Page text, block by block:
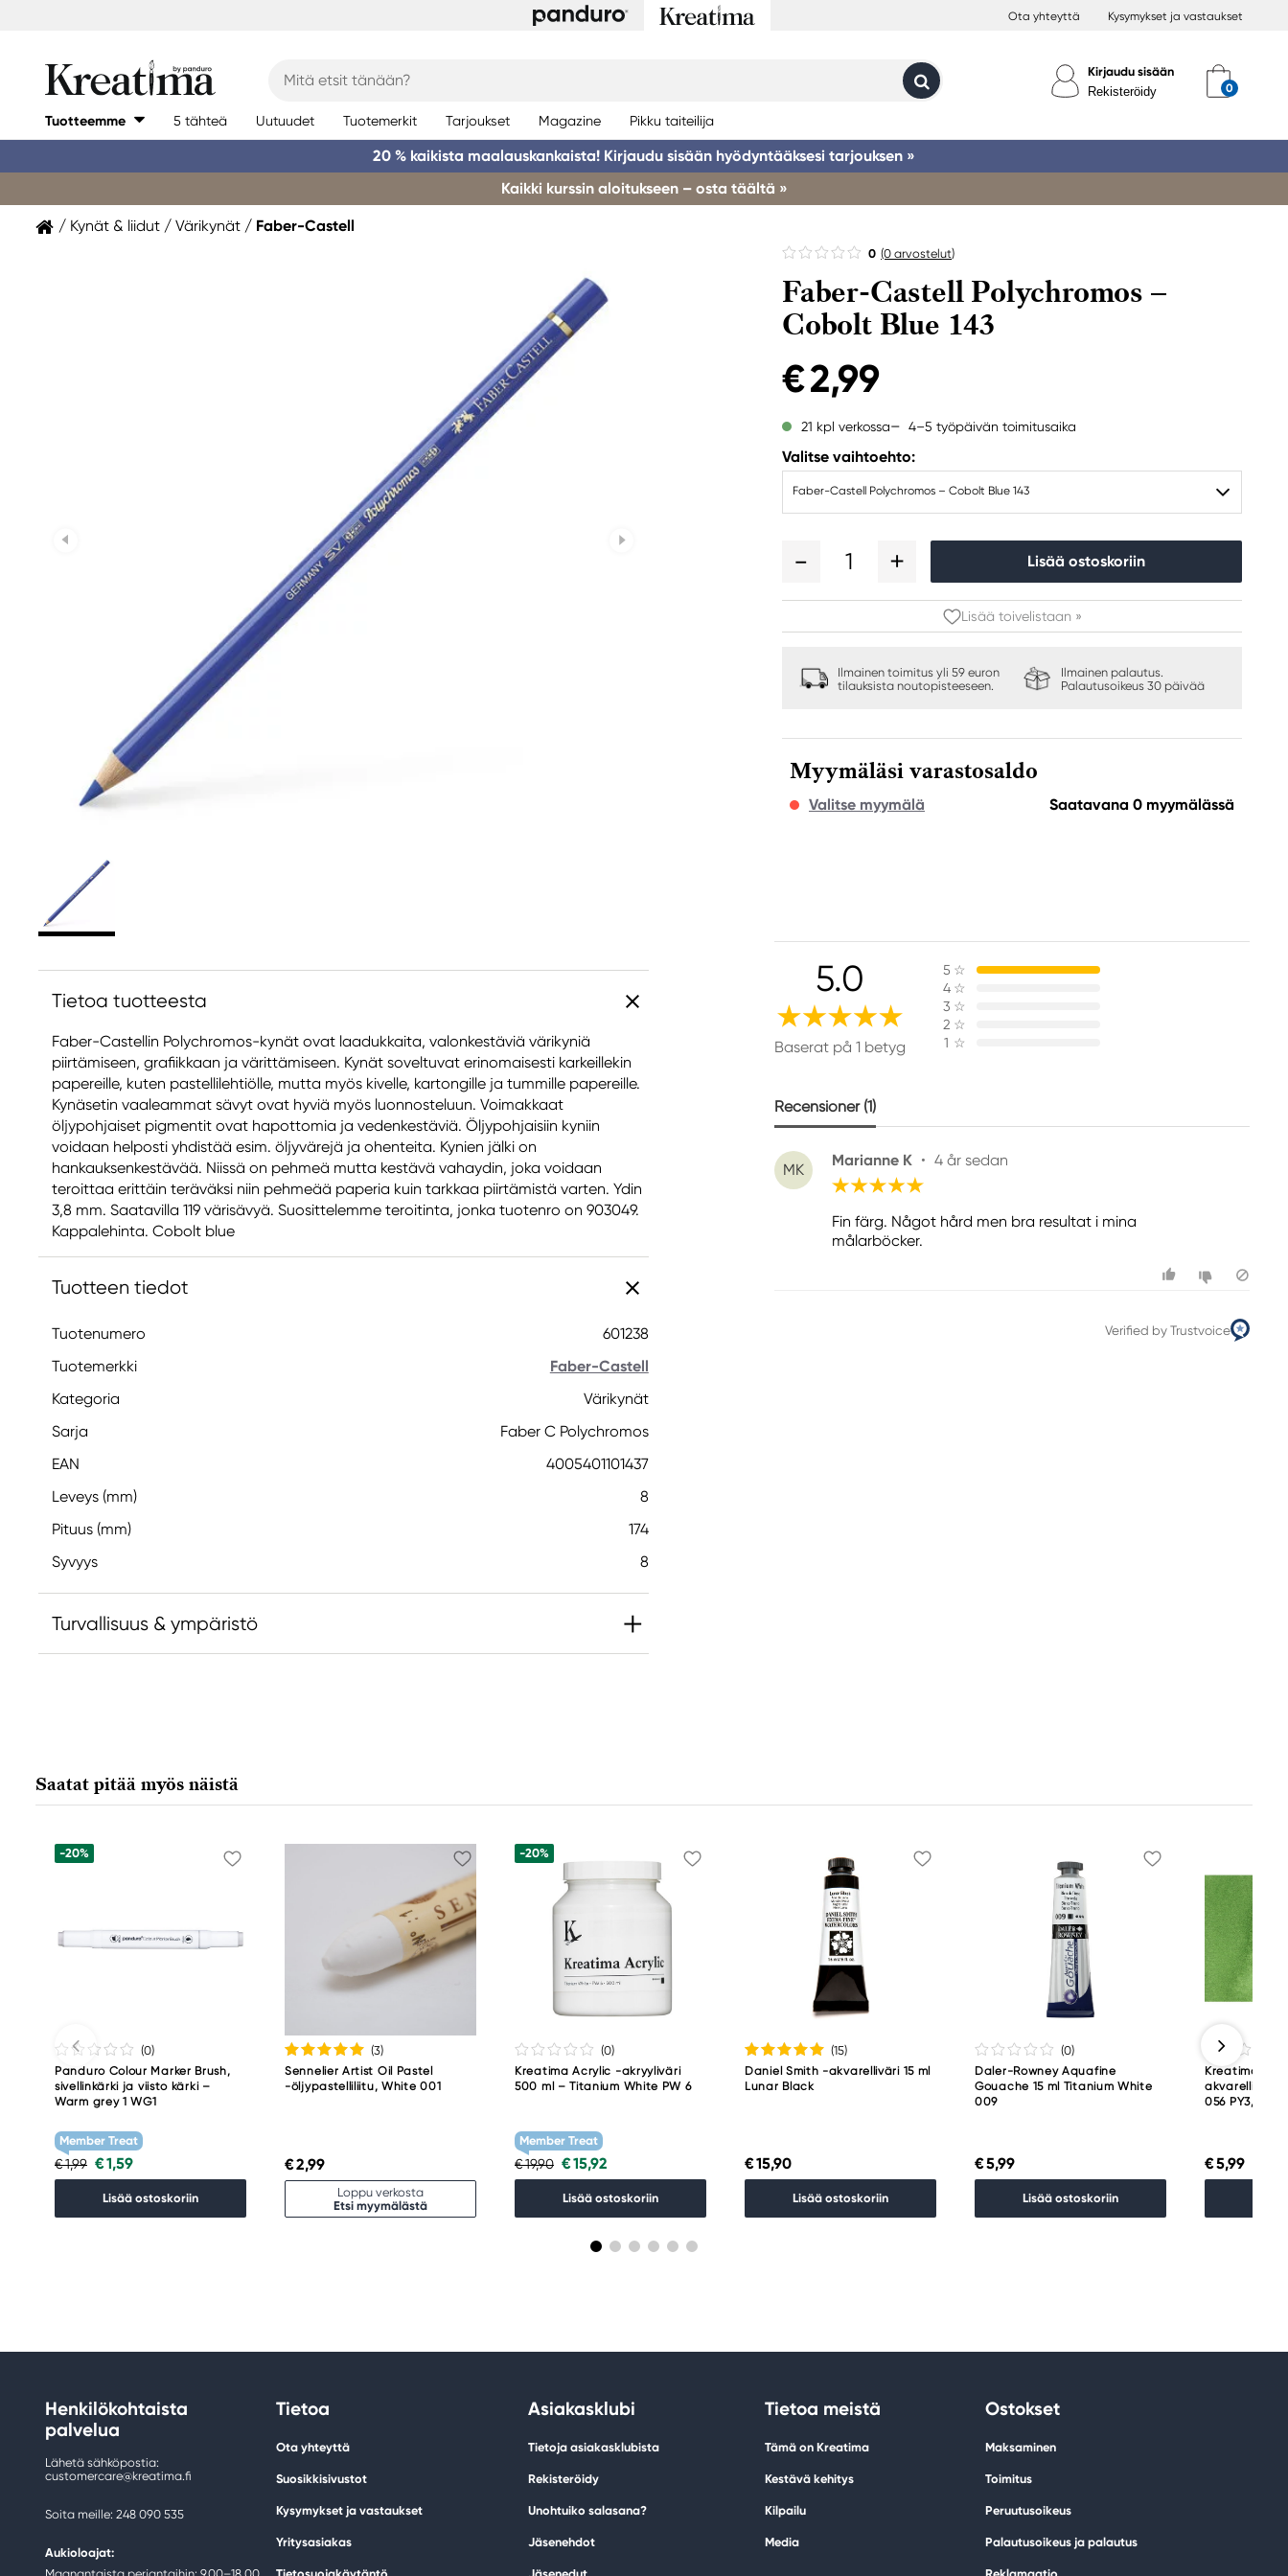
Ota yhteyttä Kysymykset ja vastaukset
Kirjaudu sisään
Rekisteröidy
Tuotteemme 5 tähteä Uutuudet Tuotemerkit Tarjoukset Magazine Pikku taiteilija
20 % kaikista maalauskankaista! Kirjaudu sisään hyödyntääksesi tarjouksen »
Kaikki kurssin aloitukseen – osta täältä »
Kynät & liidut Värikynät Faber-Castell
0 (0 arvostelut)
Faber-Castell Polychromos –
Cobolt Blue 143
€ 2,99
21 kpl verkossa 4–5 työpäivän toimitusaika
Valitse vaihtoehto:
Faber-Castell Polychromos – Cobolt Blue 143
1 Lisää ostoskoriin
Lisää toivelistaan »
Ilmainen toimitus yli 59 euron
tilauksista noutopisteeseen.
Ilmainen palautus.
Palautusoikeus 30 päivää
Myymäläsi varastosaldo
Valitse myymälä Saatavana 0 myymälässä
Tietoa tuotteesta
Faber-Castellin Polychromos-kynät ovat laadukkaita, valonkestäviä värikyniä
piirtämiseen, grafiikkaan ja värittämiseen. Kynät soveltuvat erinomaisesti karkeillekin
papereille, kuten pastellilehtiölle, mutta myös kivelle, kartongille ja tummille papereille.
Kynäsetin vaaleammat sävyt ovat hyviä myös luonnosteluun. Voimakkaat
öljypohjaiset pigmentit ovat hapottomia ja vedenkestäviä. Öljypohjaisiin kyniin
voidaan helposti yhdistää esim. öljyvärejä ja ohenteita. Kynien jälki on
hankauksenkestävää. Niissä on pehmeä mutta kestävä vahaydin, joka voidaan
teroittaa erittäin teräväksi niin pehmeää paperia kuin tarkkaa piirtämistä varten. Ydin
3,8 mm. Saatavilla 119 värisävyä. Suosittelemme teroitinta, jonka tuotenro on 903049.
Kappalehinta. Cobolt blue
Tuotteen tiedot
Tuotenumero
601238
Tuotemerkki
Faber-Castell
Kategoria
Värikynät
Sarja
Faber C Polychromos
EAN
4005401101437
Leveys (mm)
8
Pituus (mm)
174
Syvyys
8
Turvallisuus & ympäristö
90546 Stein, Germany
info@Faber-Castell.de
5.0
Baserat på 1 betyg
5 ☆
4 ☆
3 ☆
2 ☆
1 ☆
Recensioner (1)
MK
Marianne K • 4 år sedan
Fin färg. Något hård men bra resultat i mina
målarböcker.
Verified by Trustvoice
Saatat pitää myös näistä
-20%
(0)
Panduro Colour Marker Brush,
sivellinkärki ja viisto kärki –
Warm grey 1 WG1
Member Treat
€ 1,99 € 1,59
Lisää ostoskoriin
(3)
Sennelier Artist Oil Pastel
-öljypastelliliitu, White 001
€ 2,99
Loppu verkosta
Etsi myymälästä
-20%
(0)
Kreatima Acrylic -akryyliväri
500 ml – Titanium White PW 6
Member Treat
€ 19,90 € 15,92
Lisää ostoskoriin
(15)
Daniel Smith -akvarelliväri 15 ml
Lunar Black
€ 15,90
Lisää ostoskoriin
(0)
Daler-Rowney Aquafine
Gouache 15 ml Titanium White
009
€ 5,99
Lisää ostoskoriin
Kreatima
akvarelliväri
056 PY3,
€ 5,99
Henkilökohtaista
palvelua
Lähetä sähköpostia:
customercare@kreatima.fi
Soita meille: 248 090 535
Aukioloajat:
Tietoa
Ota yhteyttä
Suosikkisivustot
Kysymykset ja vastaukset
Yritysasiakas
Asiakasklubi
Tietoja asiakasklubista
Rekisteröidy
Unohtuiko salasana?
Jäsenehdot
Tietoa meistä
Tämä on Kreatima
Kestävä kehitys
Kilpailu
Media
Ostokset
Maksaminen
Toimitus
Peruutusoikeus
Palautusoikeus ja palautus